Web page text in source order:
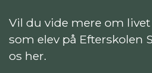
Vil du vide mere om
som elev på Efterskolen
os her.